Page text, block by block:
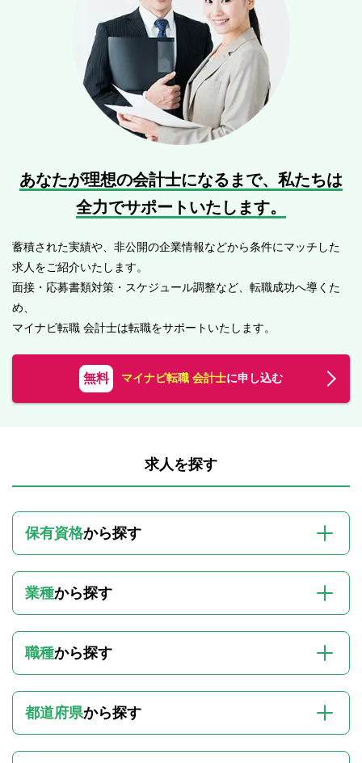
あなたが理想の会計士になるまで、 私たちは
全力でサポートいたします。
蓄積された実績や、非公開の企業情報などから条件にマッチした
求人をご紹介いたします。
面接・応募書類対策・スケジュール調整など、転職成功へ導くた
め、
マイナビ転職 会計士は転職をサポートいたします。
無料 マイナビ転職 会計士に申し込む
求人を探す
保有資格から探す
業種から探す
職種から探す
都道府県から探す